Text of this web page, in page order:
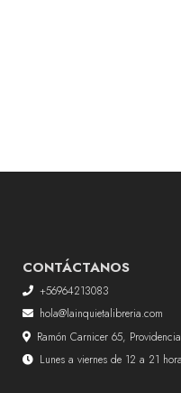
CONTÁCTANOS
+56964213083
hola@lainquietalibreria.com
Ramón Carnicer 65,
Lunes a viernes de 12 a 21